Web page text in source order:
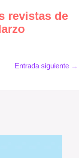
revistas de
Entrada siguiente →